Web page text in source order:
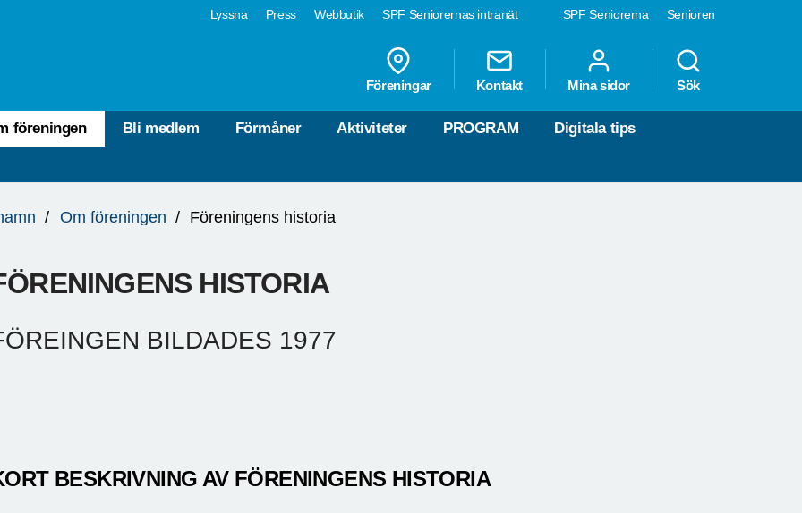
SPF Seniorerna Senioren
Lyssna Press Webbutik SPF Seniorernas intranät
Föreningar Kontakt Mina sidor Sök
föreningen Bli medlem Förmåner Aktiviteter PROGRAM Digitala tips
Om föreningen Föreningens historia
HISTORIA
BILDADES 1977
BESKRIVNING AV FÖRENINGENS HISTORIA